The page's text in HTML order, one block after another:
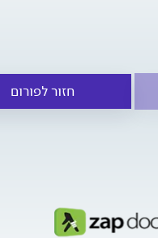
חזור לפורום